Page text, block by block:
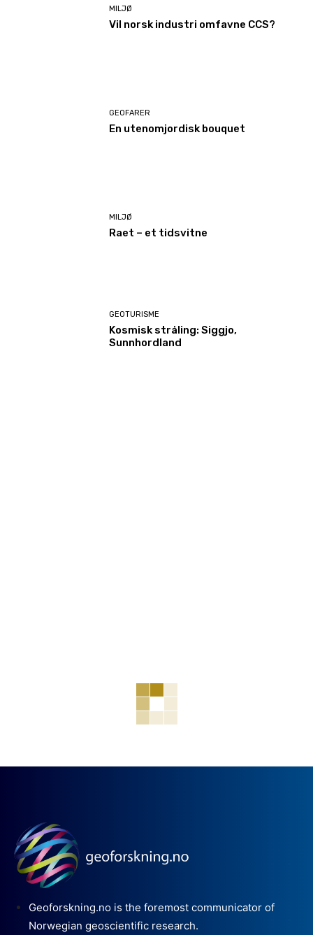
MILJØ
Vil norsk industri omfavne CCS?
GEOFARER
En utenomjordisk bouquet
MILJØ
Raet – et tidsvitne
GEOTURISME
Kosmisk stråling: Siggjo,
Sunnhordland
Geoforskning.no is the foremost communicator of
Norwegian geoscientific research.